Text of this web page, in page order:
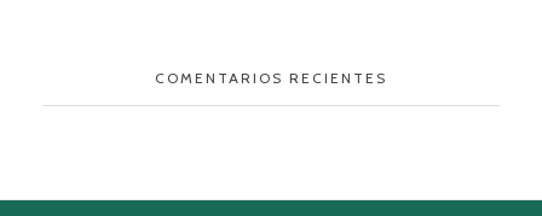
COMENTARIOS RECIENTES